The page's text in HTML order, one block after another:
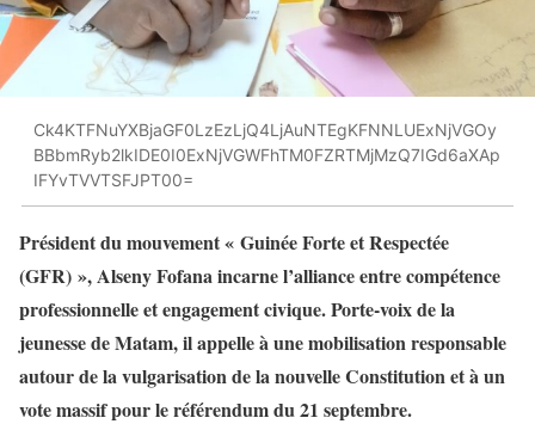
Ck4KTFNuYXBjaGF0LzEzLjQ4LjAuNTEgKFNNLUExNjVGOy
BBbmRyb2lkIDE0I0ExNjVGWFhTM0FZRTMjMzQ7IGd6aXAp
IFYvTVVTSFJPT00=
Président du mouvement « Guinée Forte et Respectée
(GFR) », Alseny Fofana incarne l’alliance entre compétence
professionnelle et engagement civique. Porte-voix de la
jeunesse de Matam, il appelle à une mobilisation responsable
autour de la vulgarisation de la nouvelle Constitution et à un
vote massif pour le référendum du 21 septembre.